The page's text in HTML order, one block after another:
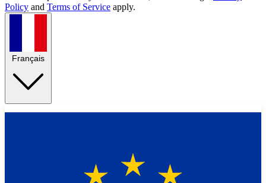
Policy and Terms of Service apply.
Français